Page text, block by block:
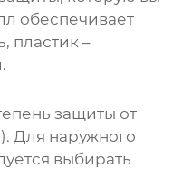
обеспечивает
пластик –
защиты от
Для наружного
выбирать